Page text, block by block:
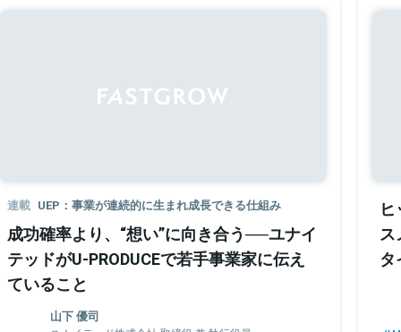
連載 UEP：事業が連続的に生まれ成長できる仕組み
成功確率より、“想い”に向き合う──ユナイ
テッドがU-PRODUCEで若手事業家に伝え
ていること
山下 優司
ス